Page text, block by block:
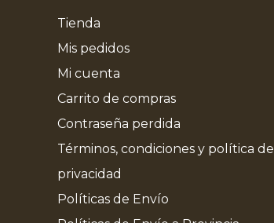
Tienda
Mis pedidos
Mi cuenta
Carrito de compras
Contraseña perdida
Términos, condiciones y política de
privacidad
Políticas de Envío